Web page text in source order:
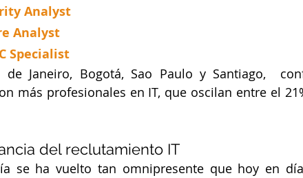
Analyst
Analyst
Specialist
de Janeiro, Bogotá, Sao Paulo y Santiago,
más profesionales en IT, que oscilan entre el
del reclutamiento IT
se ha vuelto tan omnipresente que hoy en